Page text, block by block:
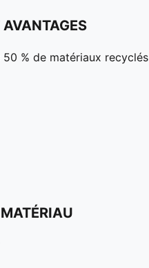
50 % de matériaux recyclés